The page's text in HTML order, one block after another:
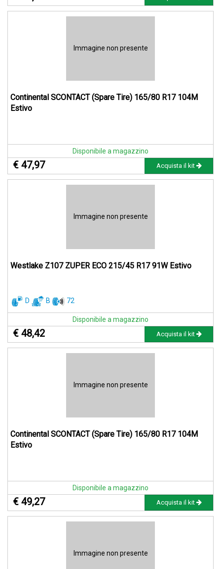
Immagine non presente
Continental SCONTACT (Spare Tire) 165/80 R17 104M
Estivo
Disponibile a magazzino
€ 47,97 Acquista il kit
Immagine non presente
Westlake Z107 ZUPER ECO 215/45 R17 91W Estivo
D B 72
Disponibile a magazzino
€ 48,42 Acquista il kit
Immagine non presente
Continental SCONTACT (Spare Tire) 165/80 R17 104M
Estivo
Disponibile a magazzino
€ 49,27 Acquista il kit
Immagine non presente